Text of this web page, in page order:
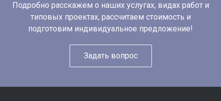
Подробно расскажем о наших услугах, видах работ и
типовых проектах, рассчитаем стоимость и
подготовим индивидуальное предложение!
Задать вопрос